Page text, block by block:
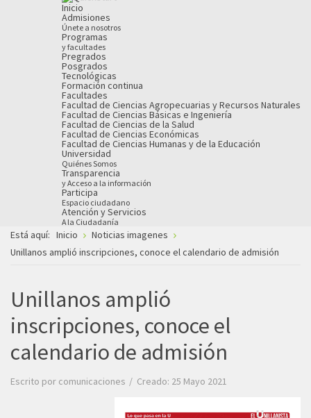
Inicio
Admisiones
Únete a nosotros
Programas
y facultades
Pregrados
Posgrados
Tecnológicas
Formación continua
Facultades
Facultad de Ciencias Agropecuarias y Recursos Naturales
Facultad de Ciencias Básicas e Ingeniería
Facultad de Ciencias de la Salud
Facultad de Ciencias Económicas
Facultad de Ciencias Humanas y de la Educación
Universidad
Quiénes Somos
Transparencia
y Acceso a la información
Participa
Espacio ciudadano
Atención y Servicios
A la Ciudadanía
Está aquí: Inicio
Noticias imagenes
Unillanos amplió inscripciones, conoce el calendario de admisión
Unillanos amplió
inscripciones, conoce el
calendario de admisión
Escrito por comunicaciones Creado: 25 Mayo 2021